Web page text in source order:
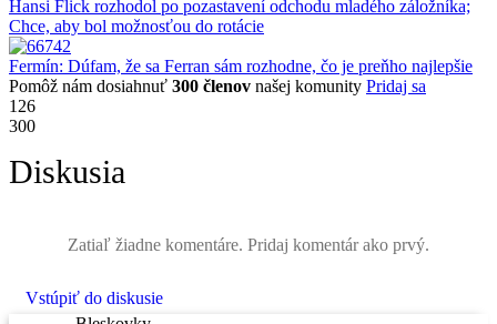
Hansi Flick rozhodol po pozastavení odchodu mladého záložníka;
Chce, aby bol možnosťou do rotácie
Fermín: Dúfam, že sa Ferran sám rozhodne, čo je preňho najlepšie
Pomôž nám dosiahnuť 300 členov našej komunity Pridaj sa
126
300
Diskusia
Zatiaľ žiadne komentáre. Pridaj komentár ako prvý.
Vstúpiť do diskusie